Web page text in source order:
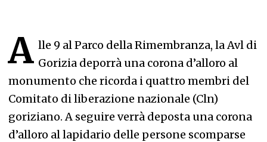
A lle 9 al Parco della Rimembranza, la Avl di
Gorizia deporrà una corona d’alloro al
monumento che ricorda i quattro membri del
Comitato di liberazione nazionale (Cln)
goriziano. A seguire verrà deposta una corona
d’alloro al lapidario delle persone scomparse